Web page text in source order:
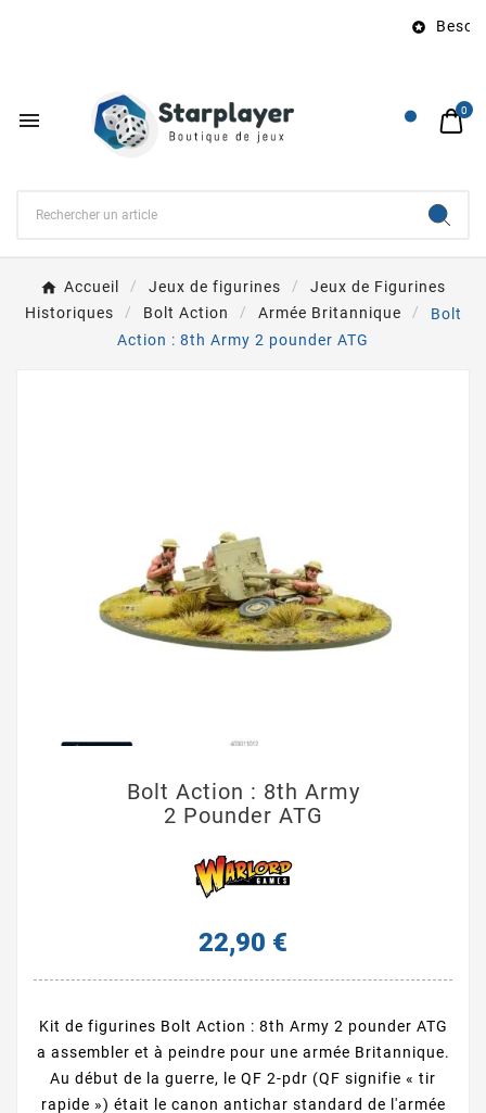
 Besoin
 0
Accueil Jeux de figurines
Jeux de Figurines
Historiques
Bolt Action Armée Britannique
Bolt
Action : 8th Army 2 pounder ATG
Bolt Action : 8th Army
2 Pounder ATG
22,90 €
Kit de figurines Bolt Action : 8th Army 2 pounder ATG
a assembler et à peindre pour une armée Britannique.
Au début de la guerre, le QF 2-pdr (QF signifie « tir
rapide ») était le canon antichar standard de l'armée